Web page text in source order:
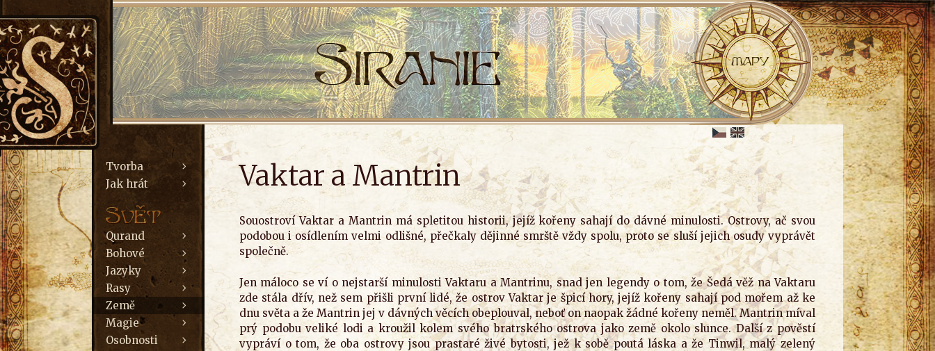
Vaktar a Mantrin
Souostroví Vaktar a Mantrin má spletitou historii, jejíž kořeny sahají do dávné minulosti. Ostrovy, ač svou
podobou i osídlením velmi odlišné, přečkaly dějinné smrště vždy spolu, proto se sluší jejich osudy vyprávět
společně.
Jen máloco se ví o nejstarší minulosti Vaktaru a Mantrinu, snad jen legendy o tom, že Šedá věž na Vaktaru
zde stála dřív, než sem přišli první lidé, že ostrov Vaktar je špicí hory, jejíž kořeny sahají pod mořem až ke
dnu světa a že Mantrin jej v dávných věcích obeplouval, neboť on naopak žádné kořeny neměl. Mantrin míval
prý podobu veliké lodi a kroužil kolem svého bratrského ostrova jako země okolo slunce. Další z pověstí
vypráví o tom, že oba ostrovy jsou prastaré živé bytosti, jež k sobě poutá láska a že Tinwil, malý zelený
Tvorba
Jak hrát
Qurand
Bohové
Jazyky
Rasy
Země
Magie
Osobnosti